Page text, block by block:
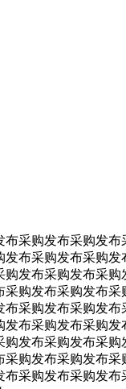
采购发布采购发
发布采购发布采购发
购发布采购发布采购
采购发布采购发布采
布采购发布采购发布
发布采购发布采购发
购发布采购发布采购
采购发布采购发布采
布采购发布采购发